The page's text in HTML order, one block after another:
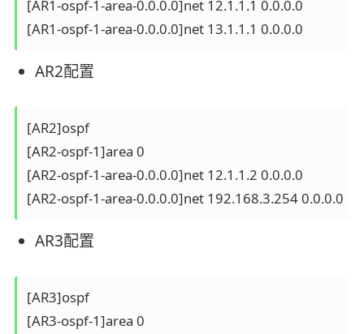
[AR1-ospf-1-area-0.0.0.0]net 12.1.1.1 0.0.0.0
AR2配置
[AR2]ospf
[AR2-ospf-1]area 0
[AR2-ospf-1-area-0.0.0.0]net 12.1.1.2 0.0.0.0
AR3配置
[AR3]ospf
[AR3-ospf-1]area 0